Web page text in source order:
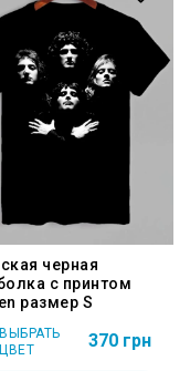
черная
с принтом
размер S
ВЫБРАТЬ
ЦВЕТ
370 грн